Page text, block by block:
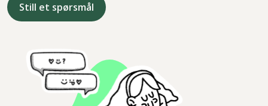
Still et spørsmål